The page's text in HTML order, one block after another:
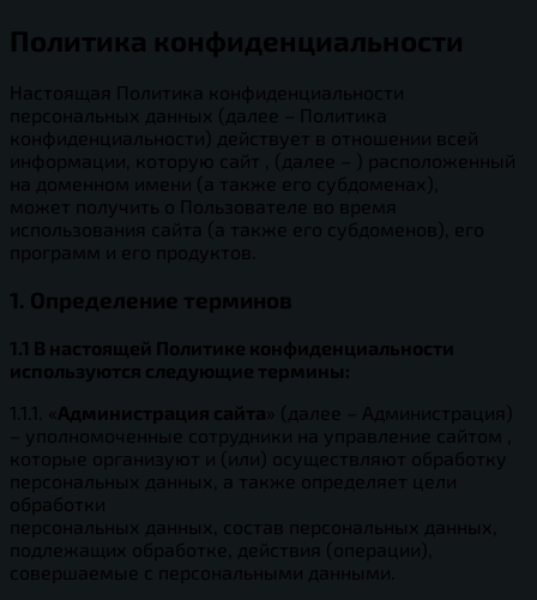
Политика конфиденциальности
Настоящая Политика конфиденциальности
персональных данных (далее – Политика
конфиденциальности) действует в отношении всей
информации, которую сайт , (далее – ) расположенный
на доменном имени (а также его субдоменах),
может получить о Пользователе во время
использования сайта (а также его субдоменов), его
программ и его продуктов.
1. Определение терминов
1.1 В настоящей Политике конфиденциальности
используются следующие термины:
1.1.1. « Администрация сайта» (далее – Администрация)
– уполномоченные сотрудники на управление сайтом ,
которые организуют и (или) осуществляют обработку
персональных данных, а также определяет цели
обработки
персональных данных, состав персональных данных,
подлежащих обработке, действия (операции),
совершаемые с персональными данными.